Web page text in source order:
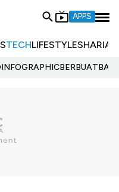
APPS
TECHLIFESTYLESHARIA
INFOGRAPHIC